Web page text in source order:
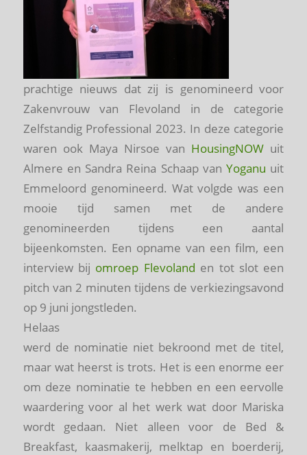
prachtige nieuws dat zij is genomineerd voor
Zakenvrouw van Flevoland in de categorie
Zelfstandig Professional 2023. In deze categorie
waren ook Maya Nirsoe van HousingNOW uit
Almere en Sandra Reina Schaap vanYoganu uit
Emmeloord genomineerd. Wat volgde was een
mooie tijd samen met de andere
genomineerden tijdens een aantal
bijeenkomsten. Een opname van een film, een
interview bij omroep Flevoland en tot slot een
pitch van 2 minuten tijdens de verkiezingsavond
op 9 juni jongstleden.
Helaas
werd de nominatie niet bekroond met de titel,
maar wat heerst is trots. Het is een enorme eer
om deze nominatie te hebben en een eervolle
waardering voor al het werk wat door Mariska
wordt gedaan. Niet alleen voor de Bed &
Breakfast, kaasmakerij, melktap en boerderij,